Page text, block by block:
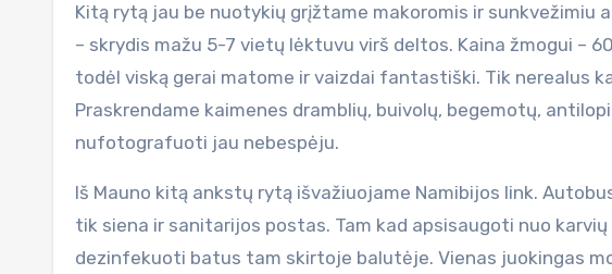
Kitą rytą jau be nuotykių grįžtame makoromis ir sunkvežimiu
– skrydis mažu 5-7 vietų lėktuvu virš deltos. Kaina žmogui –
todėl viską gerai matome ir vaizdai fantastiški. Tik nerealus
Praskrendame kaimenes dramblių, buivolų, begemotų,
nufotografuoti jau nebespėju.
Iš Mauno kitą ankstų rytą išvažiuojame Namibijos link.
tik siena ir sanitarijos postas. Tam kad apsisaugoti nuo
dezinfekuoti batus tam skirtoje balutėje. Vienas juokingas